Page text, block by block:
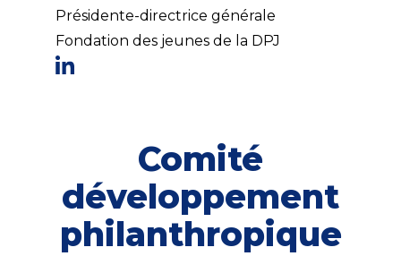
Présidente-directrice générale
Fondation des jeunes de la DPJ
Comité
développement
philanthropique